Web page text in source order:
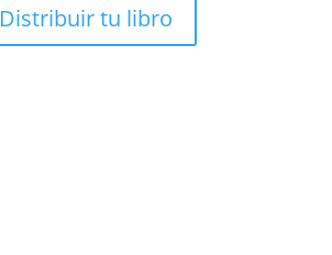
Distribuir tu libro